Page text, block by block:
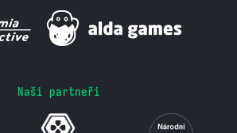
Naši partneři